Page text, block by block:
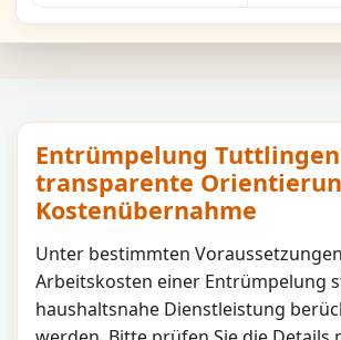
Entrümpelung Tuttlingen
transparente
Kostenübernahme
Unter bestimmten
Arbeitskosten einer Entrümpelung
haushaltsnahe Dienstleistung